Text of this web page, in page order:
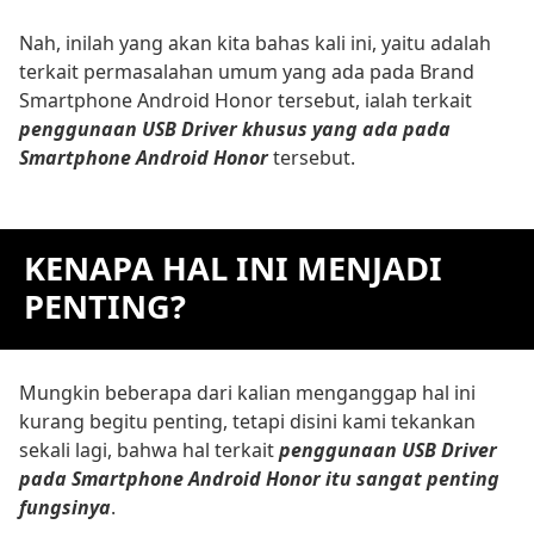
Nah, inilah yang akan kita bahas kali ini, yaitu adalah
terkait permasalahan umum yang ada pada Brand
Smartphone Android Honor tersebut, ialah terkait
penggunaan USB Driver khusus yang ada pada
Smartphone Android Honortersebut.
KENAPA HAL INI MENJADI
PENTING?
Mungkin beberapa dari kalian menganggap hal ini
kurang begitu penting, tetapi disini kami tekankan
sekali lagi, bahwa hal terkaitpenggunaan USB Driver
pada Smartphone Android Honor itu sangat penting
fungsinya.